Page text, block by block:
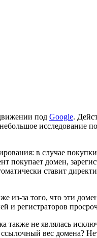
под Google.
исследование
в случае
покупает домен,
ставит
за того, что эти
и регистраторов
также не являлась
вес домена?